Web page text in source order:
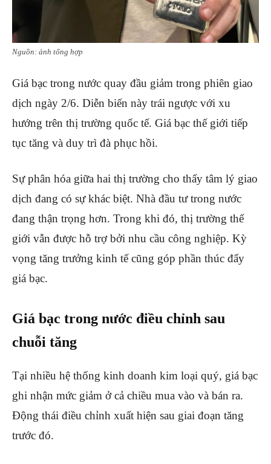
Nguồn: ảnh tổng hợp
Giá bạc trong nước quay đầu giảm trong phiên giao
dịch ngày 2/6. Diễn biến này trái ngược với xu
hướng trên thị trường quốc tế. Giá bạc thế giới tiếp
tục tăng và duy trì đà phục hồi.
Sự phân hóa giữa hai thị trường cho thấy tâm lý giao
dịch đang có sự khác biệt. Nhà đầu tư trong nước
đang thận trọng hơn. Trong khi đó, thị trường thế
giới vẫn được hỗ trợ bởi nhu cầu công nghiệp. Kỳ
vọng tăng trưởng kinh tế cũng góp phần thúc đẩy
giá bạc.
Giá bạc trong nước điều chỉnh sau
chuỗi tăng
Tại nhiều hệ thống kinh doanh kim loại quý, giá bạc
ghi nhận mức giảm ở cả chiều mua vào và bán ra.
Động thái điều chỉnh xuất hiện sau giai đoạn tăng
trước đó.